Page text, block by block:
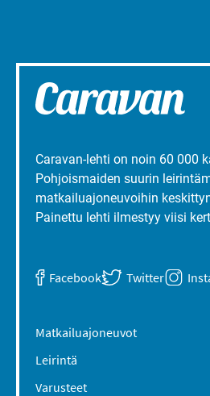
Caravan-lehti on noin 60 000
Pohjoismaiden suurin
matkailuajoneuvoihin
Painettu lehti ilmestyy viisi
Facebook Twitter
Matkailuajoneuvot
Leirintä
Varusteet